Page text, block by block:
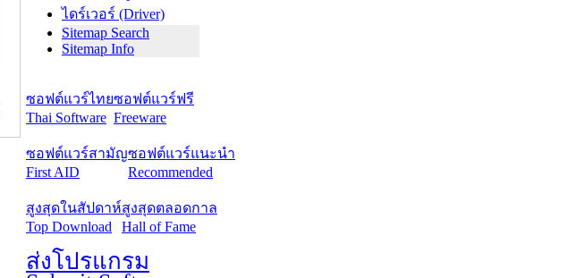
ไดร์เวอร์ (Driver)
Sitemap Search
Sitemap Info
ซอฟต์แวร์ไทย
Thai Software
ซอฟต์แวร์ฟรี
Freeware
ซอฟต์แวร์สามัญ
First AID
ซอฟต์แวร์แนะนำ
Recommended
สูงสุดในสัปดาห์
Top Download
สูงสุดตลอดกาล
Hall of Fame
ส่งโปรแกรม